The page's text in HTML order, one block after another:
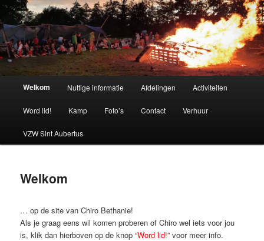
Spring
naar
de
primaire
inhoudChiro Bethanie
HoofdmenuWelkom Nuttige informatie Afdelingen Activiteiten
Word lid! Kamp Foto’s Contact Verhuur
VZW Sint Aubertus
Welkom
… op de site van Chiro Bethanie!
Als je graag eens wil komen proberen of Chiro wel iets voor jou
is, klik dan hierboven op de knop “Word lid!” voor meer info.